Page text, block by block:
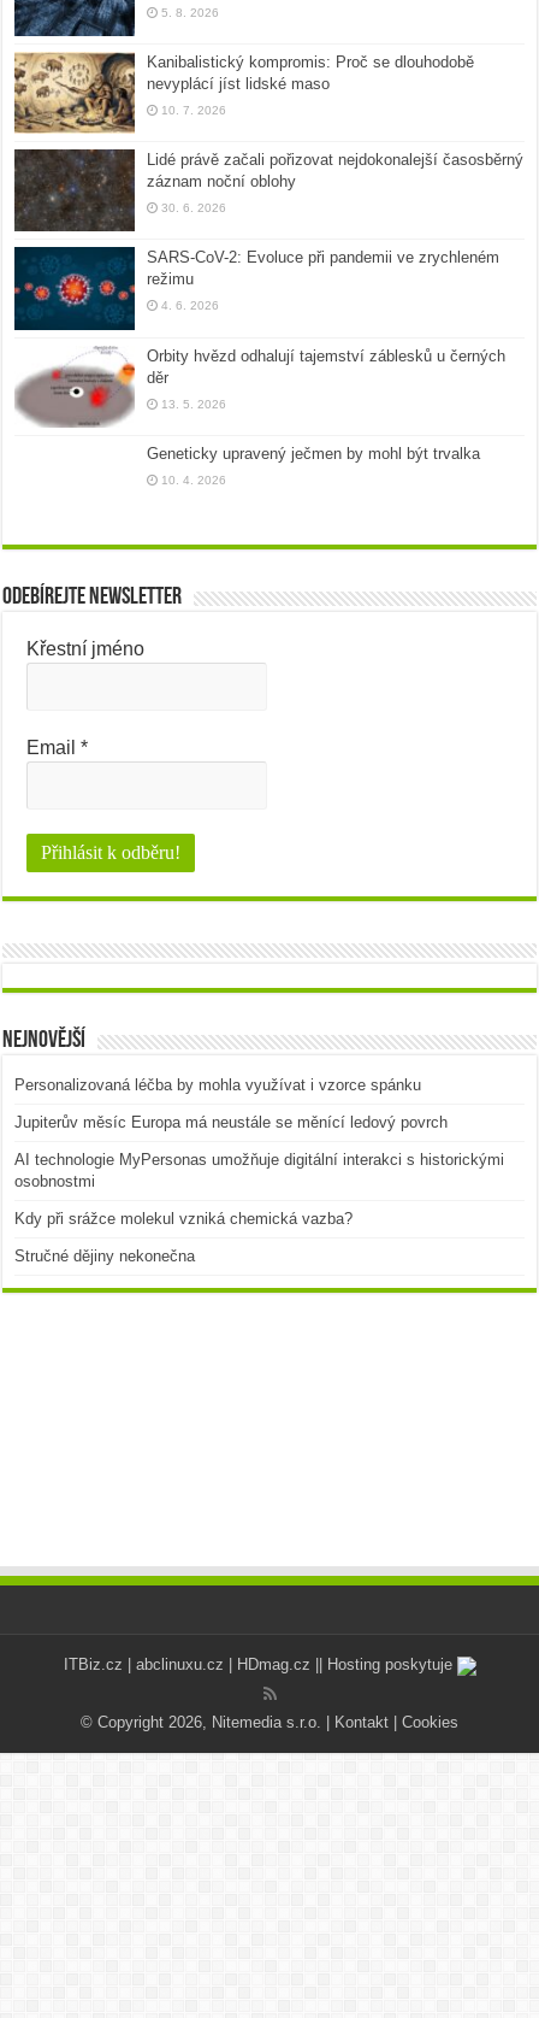
5. 8. 2026
Kanibalistický kompromis: Proč se dlouhodobě
nevyplácí jíst lidské maso
10. 7. 2026
Lidé právě začali pořizovat nejdokonalejší časosběrný
záznam noční oblohy
30. 6. 2026
SARS-CoV-2: Evoluce při pandemii ve zrychleném
režimu
4. 6. 2026
Orbity hvězd odhalují tajemství záblesků u černých
děr
13. 5. 2026
Geneticky upravený ječmen by mohl být trvalka
10. 4. 2026
Odebírejte newsletter
Křestní jméno
Email*
Nejnovější
Personalizovaná léčba by mohla využívat i vzorce spánku
Jupiterův měsíc Europa má neustále se měnící ledový povrch
AI technologie MyPersonas umožňuje digitální interakci s historickými
osobnostmi
Kdy při srážce molekul vzniká chemická vazba?
Stručné dějiny nekonečna
ITBiz.cz abclinuxu.cz HDmag.cz || Hosting poskytuje
© Copyright 2026, Nitemedia s.r.o. | Kontakt Cookies